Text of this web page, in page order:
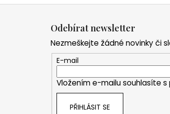
Odebírat newsletter
Nezmeškejte žádné novinky či
E-mail
Vložením e-mailu souhlasíte s
PŘIHLÁSIT SE